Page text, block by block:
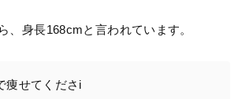
、身長168cmと言われています。
痩せてくださi